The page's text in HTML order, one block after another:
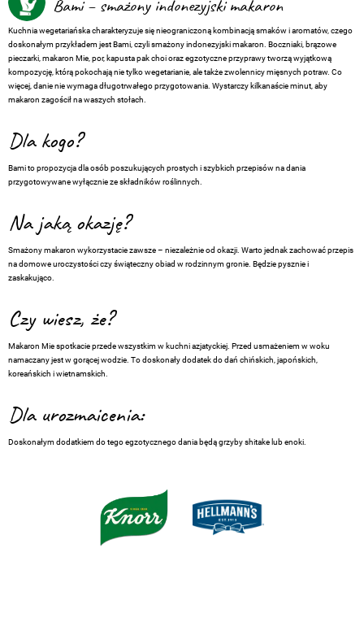
Bami – smażony indonezyjski makaron
Kuchnia wegetariańska charakteryzuje się nieograniczoną kombinacją smaków i aromatów, czego
doskonałym przykładem jest Bami, czyli smażony indonezyjski makaron. Boczniaki, brązowe
pieczarki, makaron Mie, por, kapusta pak choi oraz egzotyczne przyprawy tworzą wyjątkową
kompozycję, którą pokochają nie tylko wegetarianie, ale także zwolennicy mięsnych potraw. Co
więcej, danie nie wymaga długotrwałego przygotowania. Wystarczy kilkanaście minut, aby
makaron zagościł na waszych stołach.
Dla kogo?
Bami to propozycja dla osób poszukujących prostych i szybkich przepisów na dania
przygotowywane wyłącznie ze składników roślinnych.
Na jaką okazję?
Smażony makaron wykorzystacie zawsze – niezależnie od okazji. Warto jednak zachować przepis
na domowe uroczystości czy świąteczny obiad w rodzinnym gronie. Będzie pysznie i
zaskakująco.
Czy wiesz, że?
Makaron Mie spotkacie przede wszystkim w kuchni azjatyckiej. Przed usmażeniem w woku
namaczany jest w gorącej wodzie. To doskonały dodatek do dań chińskich, japońskich,
koreańskich i wietnamskich.
Dla urozmaicenia:
Doskonałym dodatkiem do tego egzotycznego dania będą grzyby shitake lub enoki.